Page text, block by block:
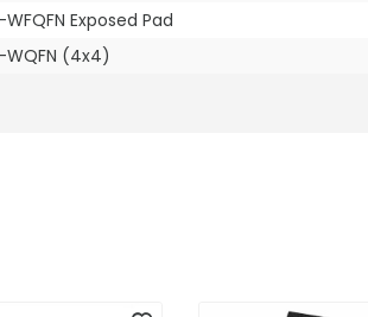
Exposed Pad
(4x4)